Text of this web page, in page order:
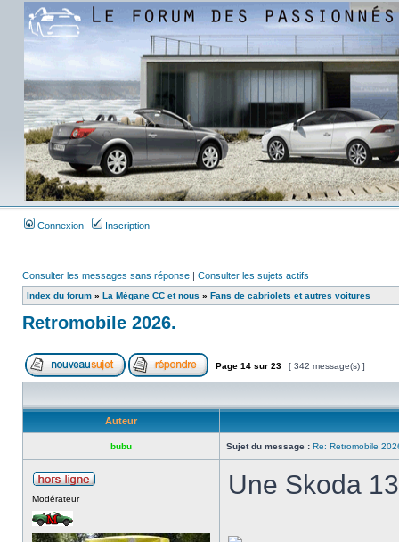
Connexion Inscription
Consulter les messages sans réponse | Consulter les sujets actifs
Index du forum » La Mégane CC et nous » Fans de cabriolets et autres voitures
Retromobile 2026.
Page 14 sur 23 [ 342 message(s) ]
Auteur
bubu Sujet du message : Re: Retromobile
Modérateur Une Skoda